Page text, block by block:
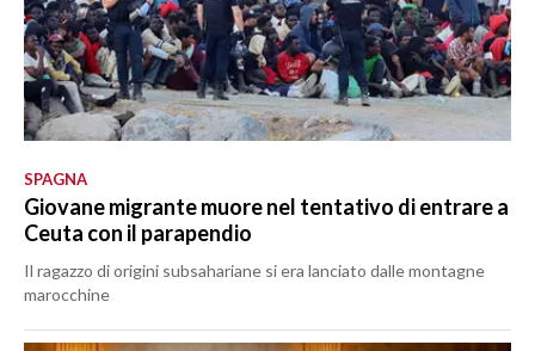
SPAGNA
Giovane migrante muore nel tentativo di entrare a
Ceuta con il parapendio
Il ragazzo di origini subsahariane si era lanciato dalle montagne
marocchine